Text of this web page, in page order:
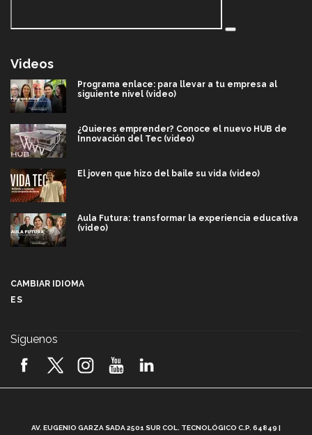
Videos
Programa enlace: para llevar a tu empresa al
siguiente nivel (video)
¿Quieres emprender? Conoce el nuevo HUB de
Innovación del Tec (video)
El joven que hizo del baile su vida (video)
Aula Futura: transformar la experiencia educativa
(video)
2026! (video)
CAMBIAR IDIOMA
ES
Síguenos
AV. EUGENIO GARZA SADA 2501 SUR COL. TECNOLÓGICO C.P. 64849 |